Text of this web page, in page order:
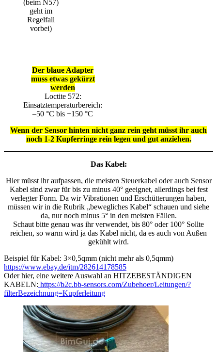
(beim N57)
geht im
Regelfall
vorbei)
Der blaue Adapter
muss etwas gekürzt
werden
Loctite 572:
Einsatztemperaturbereich:
–50 °C bis +150 °C
Wenn der Sensor hinten nicht ganz rein geht müsst ihr auch
noch 1-2 Kupferringe rein legen und gut anziehen.
Das Kabel:
Hier müsst ihr aufpassen, die meisten Steuerkabel oder auch Sensor
Kabel sind zwar für bis zu minus 40° geeignet, allerdings bei fest
verlegter Form. Da wir Vibrationen und Erschütterungen haben,
müssen wir in die Rubrik „bewegliches Kabel“ schauen und siehe
da, nur noch minus 5° in den meisten Fällen.
Schaut bitte genau was ihr verwendet, bis 80° oder 100° Sollte
reichen, so warm wird ja das Kabel nicht, da es auch von Außen
gekühlt wird.
Beispiel für Kabel: 3×0,5qmm (nicht mehr als 0,5qmm)
https://www.ebay.de/itm/282614178585
Oder hier, eine weitere Auswahl an HITZEBESTÄNDIGEN
KABELN: https://b2c.bb-sensors.com/Zubehoer/Leitungen/?
filterBezeichnung=Kupferleitung